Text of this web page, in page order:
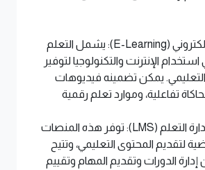
التعلم الإلكتروني (E-Learning): يشمل التعلم
استخدام الإنترنت والتكنولوجيا لتوفير
يمكن تضمينه فيديوهات
تفاعلية، وموارد تعلم رقمية
منصات إدارة التعلم (LMS): توفر هذه المنصات
لتقديم المحتوى التعليمي، وتتيح
إدارة الدورات وتقديم المهام وتقييم